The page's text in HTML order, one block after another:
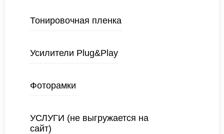
Тонировочная пленка
Усилители Plug&Play
Фоторамки
УСЛУГИ (не выгружается на
сайт)